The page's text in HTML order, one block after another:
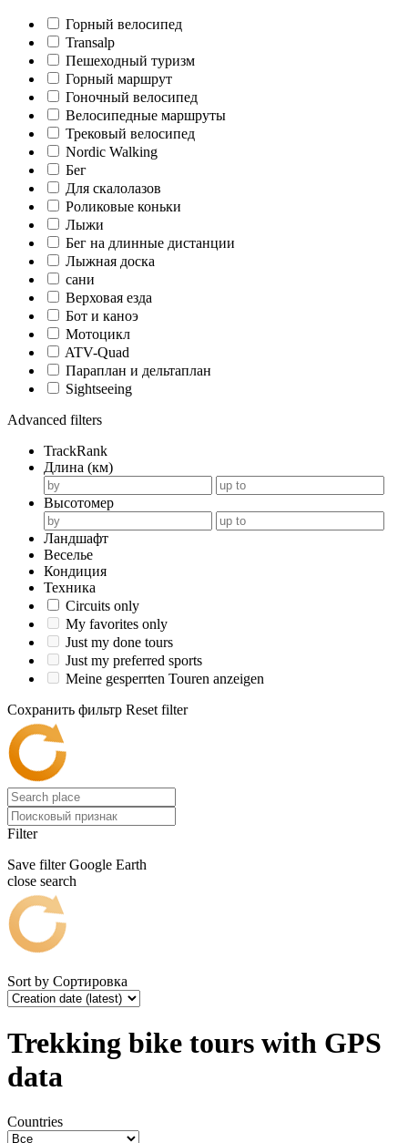
Горный велосипед
Transalp
Пешеходный туризм
Горный маршрут
Гоночный велосипед
Велосипедные маршруты
Трековый велосипед
Nordic Walking
Бег
Для скалолазов
Роликовые коньки
Лыжи
Бег на длинные дистанции
Лыжная доска
сани
Верховая езда
Бот и каноэ
Мотоцикл
ATV-Quad
Параплан и дельтаплан
Sightseeing
Advanced filters
TrackRank
Длина (км)
Высотомер
Ландшафт
Веселье
Кондиция
Техника
Circuits only
My favorites only
Just my done tours
Just my preferred sports
Meine gesperrten Touren anzeigen
Сохранить фильтр Reset filter
Filter
Save filter Google Earth
close search
Sort by Сортировка
Trekking bike tours with GPS
data
Countries